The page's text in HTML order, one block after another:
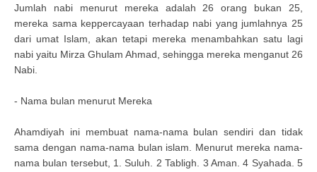
Jumlah nabi menurut mereka adalah 26 orang bukan 25,
mereka sama keppercayaan terhadap nabi yang jumlahnya 25
dari umat Islam, akan tetapi mereka menambahkan satu lagi
nabi yaitu Mirza Ghulam Ahmad, sehingga mereka menganut 26
Nabi.
- Nama bulan menurut Mereka
Ahamdiyah ini membuat nama-nama bulan sendiri dan tidak
sama dengan nama-nama bulan islam. Menurut mereka nama-
nama bulan tersebut, 1. Suluh. 2 Tabligh. 3 Aman. 4 Syahada. 5